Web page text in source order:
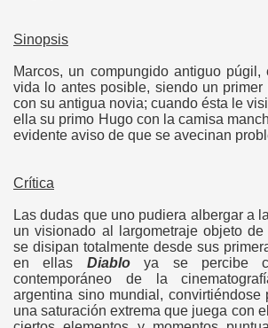
Sinopsis
Marcos, un compungido antiguo púgil,
vida lo antes posible, siendo un primer
con su antigua novia; cuando ésta le
ella su primo Hugo con la camisa
evidente aviso de que se avecinan
Crítica
Las dudas que uno pudiera albergar a
un visionado al largometraje objeto
se disipan totalmente desde sus
en ellas Diabloya se percibe
contemporáneo de la
argentina sino mundial, convirtiéndose
una saturación extrema que juega con